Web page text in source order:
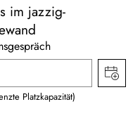
im jazzig-
Platzkapazität)